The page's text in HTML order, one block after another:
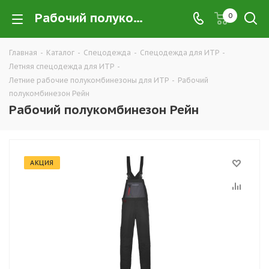
Рабочий полукомбинезон Рейн купить в Екатеринбурге оптом и в розницу — интернет-магазин летней рабочей одежды для ИТР и руководящего состава компании ТД УРАЛСИЗ 0
Главная - Каталог - Спецодежда - Спецодежда для ИТР -
Летняя спецодежда для ИТР -
Летние рабочие полукомбинезоны для ИТР - Рабочий
полукомбинезон Рейн
Рабочий полукомбинезон Рейн
АКЦИЯ